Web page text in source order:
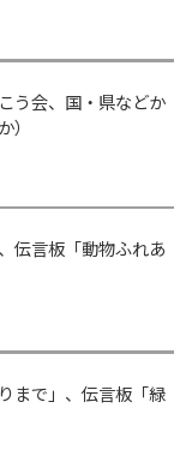
う会、国・県などか
）
伝言板「動物ふれあ
まで」、伝言板「緑